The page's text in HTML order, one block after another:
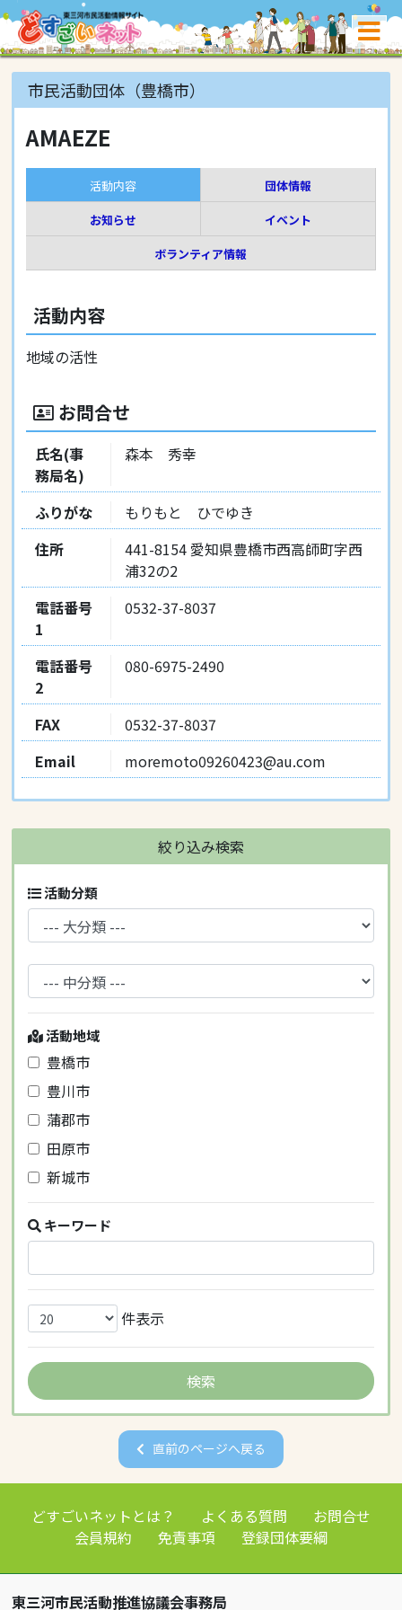
市民活動団体（豊橋市）
AMAEZE
活動内容
団体情報
お知らせ
イベント
ボランティア情報
活動内容
地域の活性
お問合せ
氏名(事
務局名)
森本 秀幸
ふりがな
もりもと ひでゆき
住所
441-8154 愛知県豊橋市西高師町字西
浦32の2
電話番号
1
0532-37-8037
電話番号
2
080-6975-2490
FAX
0532-37-8037
Email
moremoto09260423@au.com
絞り込み検索
活動分類
活動地域
豊橋市
豊川市
蒲郡市
田原市
新城市
キーワード
件表示
直前のページへ戻る
どすごいネットとは？ よくある質問
お問合せ
会員規約
免責事項 登録団体要綱
東三河市民活動推進協議会事務局